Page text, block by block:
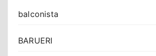
balconista
BARUERI